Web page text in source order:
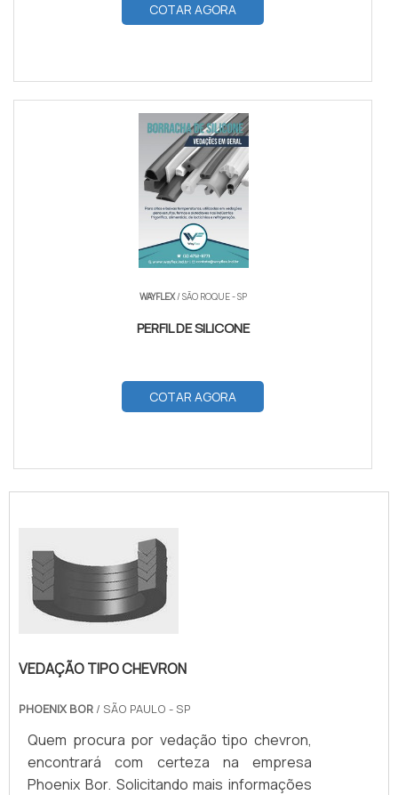
COTAR AGORA
WAYFLEX/ SÃO ROQUE - SP
PERFIL DE SILICONE
COTAR AGORA
VEDAÇÃO TIPO CHEVRON
PHOENIX BOR / SÃO PAULO - SP
Quem procura por vedação tipo chevron,
encontrará com certeza na empresa
Phoenix Bor. Solicitando mais informações